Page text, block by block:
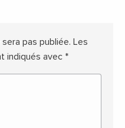
pas publiée. Les
indiqués avec *